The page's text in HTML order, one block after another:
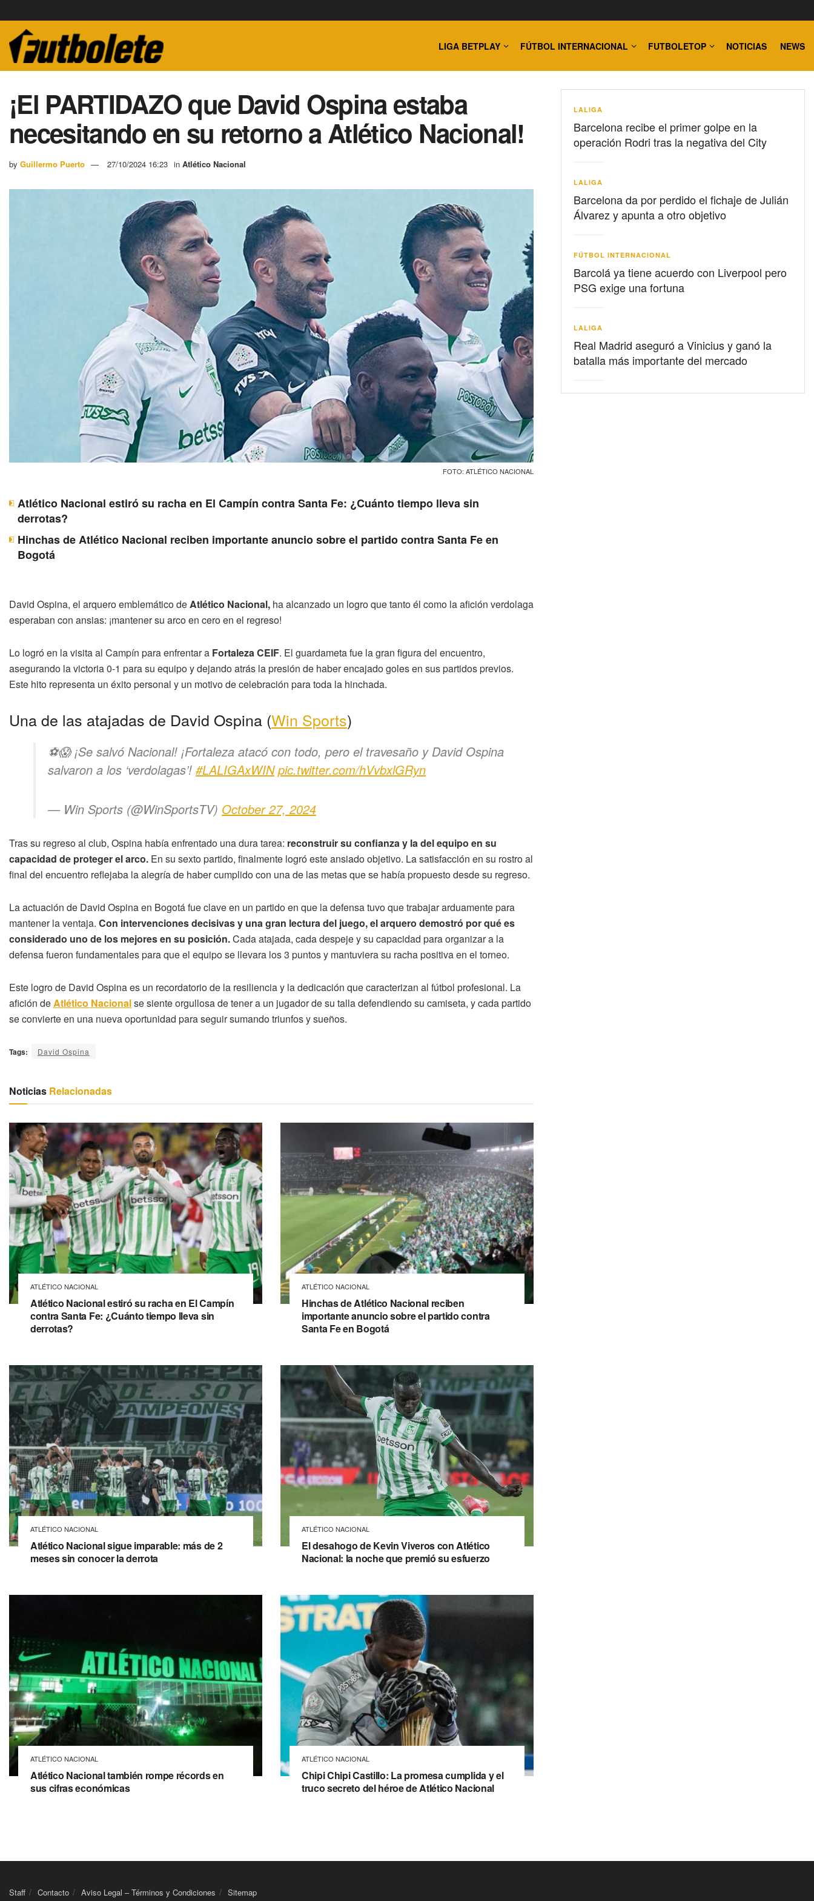
LIGA BETPLAY FÚTBOL INTERNACIONAL FUTBOLETOP NOTICIAS NEWS
¡El PARTIDAZO que David Ospina estaba
necesitando en su retorno a Atlético Nacional!
by Guillermo Puerto 27/10/2024 16:23 in Atlético Nacional
FOTO: ATLÉTICO NACIONAL
Atlético Nacional estiró su racha en El Campín contra Santa Fe: ¿Cuánto tiempo lleva sin
derrotas?
Hinchas de Atlético Nacional reciben importante anuncio sobre el partido contra Santa Fe en
Bogotá
David Ospina, el arquero emblemático deAtlético Nacional, ha alcanzado un logro que tanto él como la afición verdolaga
esperaban con ansias: ¡mantener su arco en cero en el regreso!
Lo logró en la visita al Campín para enfrentar a Fortaleza CEIF. El guardameta fue la gran figura del encuentro,
asegurando la victoria 0-1 para su equipo y dejando atrás la presión de haber encajado goles en sus partidos previos.
Este hito representa un éxito personal y un motivo de celebración para toda la hinchada.
Una de las atajadas de David Ospina (Win Sports)
⚽😱 ¡Se salvó Nacional! ¡Fortaleza atacó con todo, pero el travesaño y David Ospina
salvaron a los ‘verdolagas’! #LALIGAxWIN pic.twitter.com/hVvbxlGRyn
— Win Sports (@WinSportsTV) October 27, 2024
Tras su regreso al club, Ospina había enfrentado una dura tarea: reconstruir su confianza y la del equipo en su
capacidad de proteger el arco. En su sexto partido, finalmente logró este ansiado objetivo. La satisfacción en su rostro al
final del encuentro reflejaba la alegría de haber cumplido con una de las metas que se había propuesto desde su regreso.
La actuación de David Ospina en Bogotá fue clave en un partido en que la defensa tuvo que trabajar arduamente para
mantener la ventaja. Con intervenciones decisivas y una gran lectura del juego, el arquero demostró por qué es
considerado uno de los mejores en su posición.Cada atajada, cada despeje y su capacidad para organizar a la
defensa fueron fundamentales para que el equipo se llevara los 3 puntos y mantuviera su racha positiva en el torneo.
Este logro de David Ospina es un recordatorio de la resiliencia y la dedicación que caracterizan al fútbol profesional. La
afición deAtlético Nacionalse siente orgullosa de tener a un jugador de su talla defendiendo su camiseta, y cada partido
se convierte en una nueva oportunidad para seguir sumando triunfos y sueños.
Tags: David Ospina
Noticias Relacionadas
ATLÉTICO NACIONAL
Atlético Nacional estiró su racha en El Campín
contra Santa Fe: ¿Cuánto tiempo lleva sin
derrotas?
ATLÉTICO NACIONAL
Hinchas de Atlético Nacional reciben
importante anuncio sobre el partido contra
Santa Fe en Bogotá
ATLÉTICO NACIONAL
Atlético Nacional sigue imparable: más de 2
meses sin conocer la derrota
ATLÉTICO NACIONAL
El desahogo de Kevin Viveros con Atlético
Nacional: la noche que premió su esfuerzo
ATLÉTICO NACIONAL
Atlético Nacional también rompe récords en
sus cifras económicas
ATLÉTICO NACIONAL
Chipi Chipi Castillo: La promesa cumplida y el
truco secreto del héroe de Atlético Nacional
LALIGA
Barcelona recibe el primer golpe en la
operación Rodri tras la negativa del City
LALIGA
Barcelona da por perdido el fichaje de Julián
Álvarez y apunta a otro objetivo
FÚTBOL INTERNACIONAL
Barcolá ya tiene acuerdo con Liverpool pero
PSG exige una fortuna
LALIGA
Real Madrid aseguró a Vinicius y ganó la
batalla más importante del mercado
Staff Contacto Aviso Legal – Términos y Condiciones Sitemap